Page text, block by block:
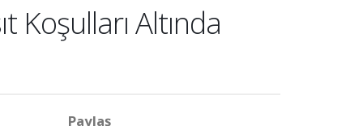
Koşulları Altında
Paylaş